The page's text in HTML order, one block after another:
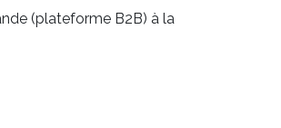
(plateforme B2B) à la